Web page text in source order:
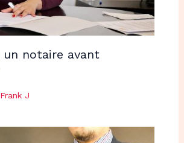
un notaire avant
Frank J